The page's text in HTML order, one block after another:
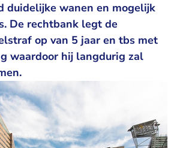
duidelijke wanen en mogelijk
De rechtbank legt de
op van 5 jaar en tbs met
waardoor hij langdurig zal